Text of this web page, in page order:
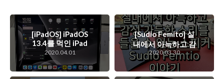
[iPadOS] iPadOS
13.4를 먹인 iPad
Pro 2018(3세대)
12.9인치 모델의 모
습
2020.04.01
[Sudio Femito] 실
내에서 아늑하고 감
성 가득한 소리를 즐
길 수 있는 스피커,
수디오 펨티오 이야
2020.03.30